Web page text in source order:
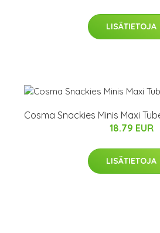
LISÄTIETOJA
Cosma Snackies Minis Maxi
18.79 EUR
LISÄTIETOJA